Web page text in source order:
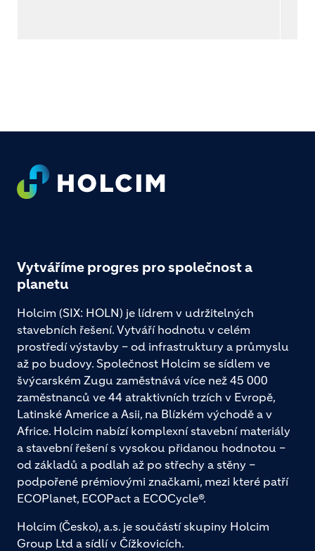
Footer
Vytváříme progres pro společnost a
planetu
Holcim (SIX: HOLN) je lídrem v udržitelných
stavebních řešení. Vytváří hodnotu v celém
prostředí výstavby – od infrastruktury a průmyslu
až po budovy. Společnost Holcim se sídlem ve
švýcarském Zugu zaměstnává více než 45 000
zaměstnanců ve 44 atraktivních trzích v Evropě,
Latinské Americe a Asii, na Blízkém východě a v
Africe. Holcim nabízí komplexní stavební materiály
a stavební řešení s vysokou přidanou hodnotou –
od základů a podlah až po střechy a stěny –
podpořené prémiovými značkami, mezi které patří
ECOPlanet, ECOPact a ECOCycle®.
Holcim (Česko), a.s. je součástí skupiny Holcim
Group Ltd a sídlí v Čížkovicích.